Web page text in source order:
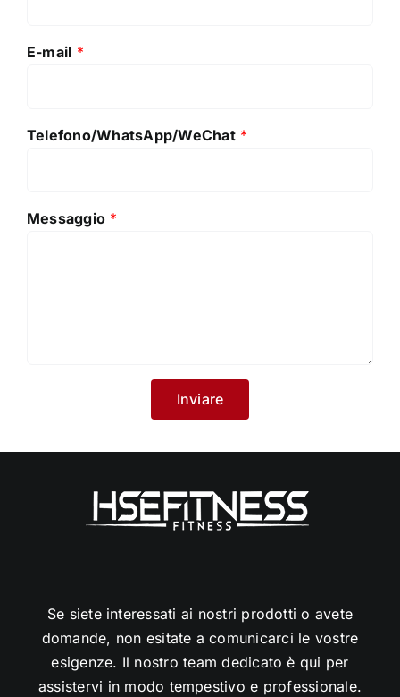
E-mail *
Telefono/WhatsApp/WeChat *
Messaggio *
Se siete interessati ai nostri prodotti o avete
domande, non esitate a comunicarci le vostre
esigenze. Il nostro team dedicato è qui per
assistervi in modo tempestivo e professionale.